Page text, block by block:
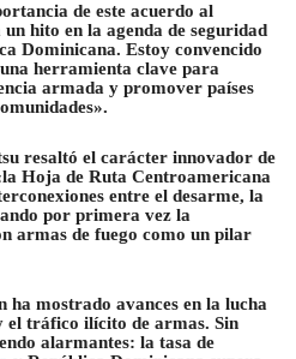
de este acuerdo al
hito en la agenda de seguridad
Dominicana. Estoy convencido
herramienta clave para
armada y promover países
resaltó el carácter innovador de
Hoja de Ruta Centroamericana
entre el desarme, la
por primera vez la
armas de fuego como un pilar
ha mostrado avances en la lucha
tráfico ilícito de armas. Sin
alarmantes: la tasa de